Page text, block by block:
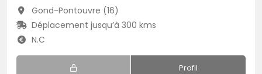
Gond-Pontouvre (16)
Déplacement jusqu’à 300 kms
N.C
Profil